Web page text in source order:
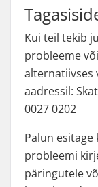
Kui teil tekib
probleeme
alternatiivses
aadressil:
0027 0202
Palun esitage
probleemi
päringutele